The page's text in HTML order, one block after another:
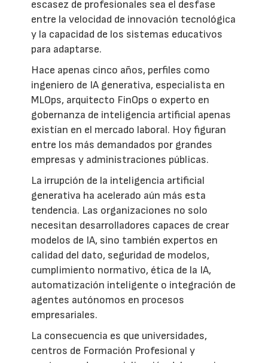
escasez de profesionales sea el desfase
entre la velocidad de innovación tecnológica
y la capacidad de los sistemas educativos
para adaptarse.
Hace apenas cinco años, perfiles como
ingeniero de IA generativa, especialista en
MLOps, arquitecto FinOps o experto en
gobernanza de inteligencia artificial apenas
existían en el mercado laboral. Hoy figuran
entre los más demandados por grandes
empresas y administraciones públicas.
La irrupción de la inteligencia artificial
generativa ha acelerado aún más esta
tendencia. Las organizaciones no solo
necesitan desarrolladores capaces de crear
modelos de IA, sino también expertos en
calidad del dato, seguridad de modelos,
cumplimiento normativo, ética de la IA,
automatización inteligente o integración de
agentes autónomos en procesos
empresariales.
La consecuencia es que universidades,
centros de Formación Profesional y